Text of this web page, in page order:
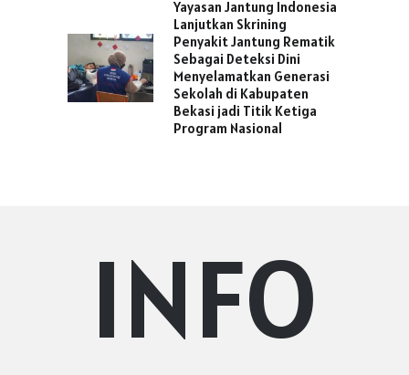
Yayasan Jantung Indonesia
Lanjutkan Skrining
Penyakit Jantung Rematik
Sebagai Deteksi Dini
Menyelamatkan Generasi
Sekolah di Kabupaten
Bekasi jadi Titik Ketiga
Program Nasional
INFO